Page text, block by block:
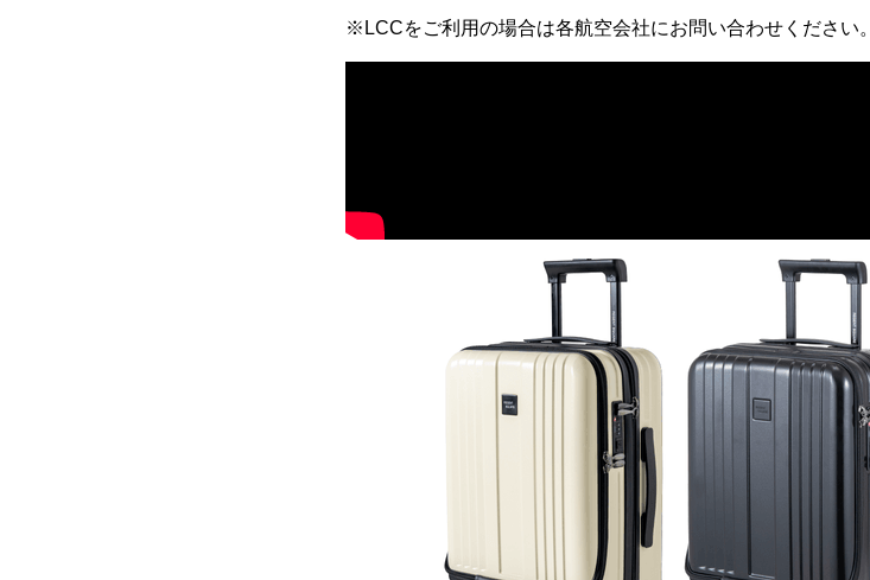
※LCCをご利用の場合は各航空会社にお問い合わせください。